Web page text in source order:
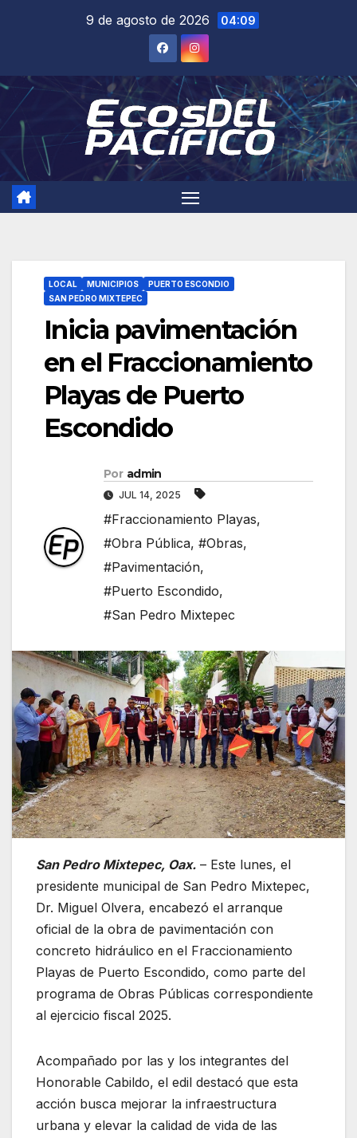
9 de agosto de 2026 04:09
LOCAL MUNICIPIOS
PUERTO ESCONDIO
SAN PEDRO MIXTEPEC
Inicia pavimentación
en el Fraccionamiento
Playas de Puerto
Escondido
Por admin
JUL 14, 2025
#Fraccionamiento Playas,
#Obra Pública, #Obras,
#Pavimentación,
#Puerto Escondido,
#San Pedro Mixtepec
San Pedro Mixtepec, Oax. – Este lunes, el
presidente municipal de San Pedro Mixtepec,
Dr. Miguel Olvera, encabezó el arranque
oficial de la obra de pavimentación con
concreto hidráulico en el Fraccionamiento
Playas de Puerto Escondido, como parte del
programa de Obras Públicas correspondiente
al ejercicio fiscal 2025.
Acompañado por las y los integrantes del
Honorable Cabildo, el edil destacó que esta
acción busca mejorar la infraestructura
urbana y elevar la calidad de vida de las